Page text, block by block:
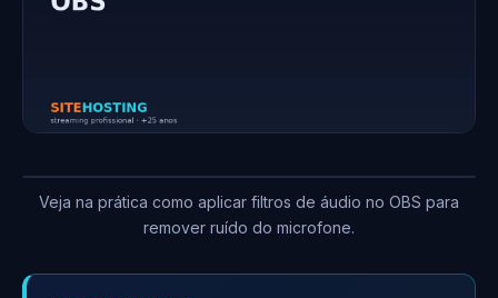
Veja na prática como aplicar filtros de áudio no OBS para
remover ruído do microfone.